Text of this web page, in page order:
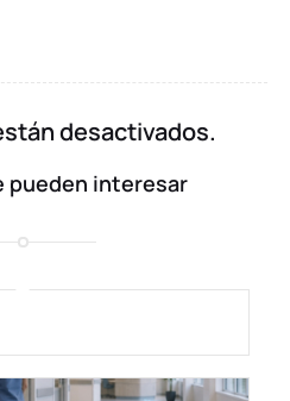
desactivados.
pueden interesar